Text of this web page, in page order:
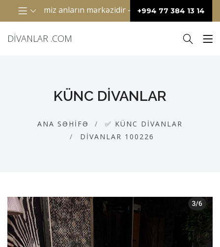
keçirdiyimiz anların mərkəzidir – televizor qarşısında
+994 77 384 13 14
DIVANLAR .COM
KÜNC DIVANLAR
ANA SƏHIFƏ
✅ KÜNC DIVANLAR
DIVANLAR 100226